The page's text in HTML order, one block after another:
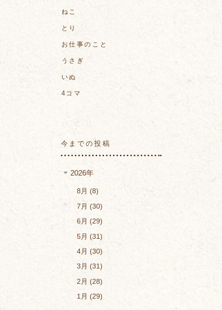
ねこ
とり
お仕事のこと
うさぎ
いぬ
4コマ
今までの投稿
2026年
8月
8
7月
30
6月
29
5月
31
4月
30
3月
31
2月
28
1月
29